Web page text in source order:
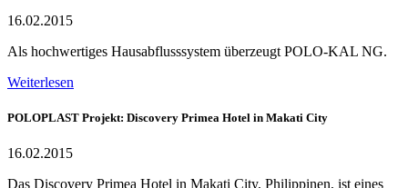
16.02.2015
Als hochwertiges Hausabflusssystem überzeugt POLO-KAL NG.
Weiterlesen
POLOPLAST Projekt: Discovery Primea Hotel in Makati City
16.02.2015
Das Discovery Primea Hotel in Makati City, Philippinen, ist eines